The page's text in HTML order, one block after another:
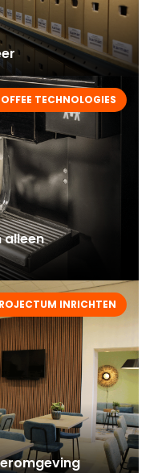
TECHNOLOGIES
alleen
INRICHTEN